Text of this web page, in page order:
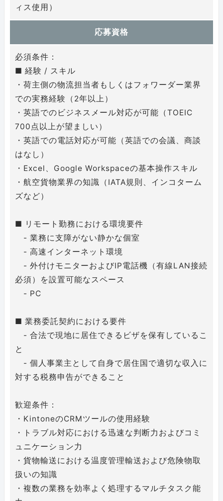
ィス使用）
応募資格
必須条件：
■ 経験 / スキル
・荷主側の物流担当者もしくはフォワーダー業界
での実務経験（2年以上）
・英語でのビジネスメール対応が可能（TOEIC
700点以上が望ましい）
・英語での電話対応が可能（英語での会議、商談
はなし）
・Excel、Google Workspaceの基本操作スキル
・航空貨物業界の知識（IATA規則、インコターム
ズなど）
■ リモート勤務における環境要件
- 業務に支障がない静かな個室
- 高速インターネット環境
- 外付けモニターおよびIP電話機（有線LAN接続
必須）を設置可能なスペース
- PC
■ 業務委託契約における要件
- 合法で現地に居住できるビザを保有しているこ
と
- 個人事業主として自身で居住国で適切な収入に
対する税務申告ができること
歓迎条件：
・KintoneのCRMツールの使用経験
・トラブル対応における迅速な判断力およびコミ
ュニケーション力
・貨物輸送における温度管理輸送および危険物取
扱いの知識
・複数の業務を効率よく処理するマルチタスク能